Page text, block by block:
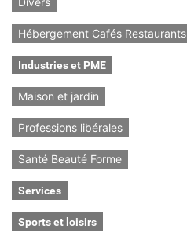
Hébergement Cafés Restaurants
Industries et PME
Maison et jardin
Professions libérales
Santé Beauté Forme
Services
Sports et loisirs